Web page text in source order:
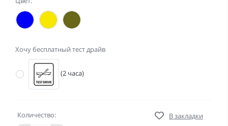
Хочу бесплатный тест драйв
(2 часа)
Количество:
В закладки